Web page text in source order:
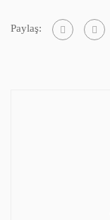
Paylaş: